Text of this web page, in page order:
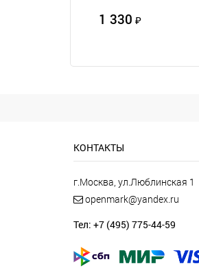
1 330 ₽
КОНТАКТЫ
г.Москва, ул.Люблинская 1
openmark@yandex.ru
Тел: +7 (495) 775-44-59